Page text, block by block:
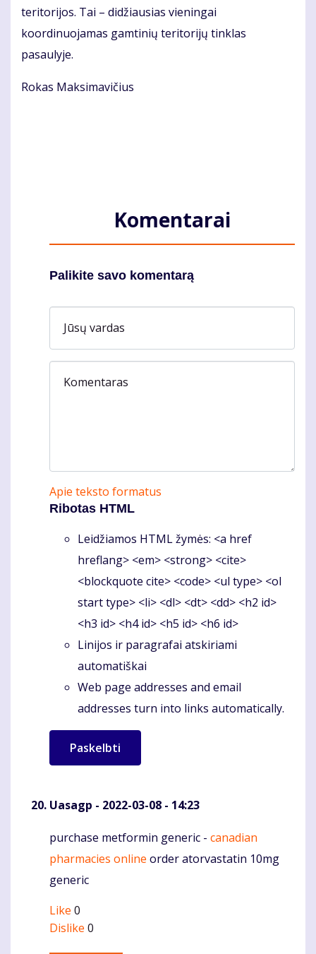
teritorijos. Tai – didžiausias vieningai
koordinuojamas gamtinių teritorijų tinklas
pasaulyje.
Rokas Maksimavičius
Komentarai
Palikite savo komentarą
Jūsų vardas
Komentaras
Apie teksto formatus
Ribotas HTML
Leidžiamos HTML žymės: <a href
hreflang> <em> <strong> <cite>
<blockquote cite> <code> <ul type> <ol
start type> <li> <dl> <dt> <dd> <h2 id>
<h3 id> <h4 id> <h5 id> <h6 id>
Linijos ir paragrafai atskiriami
automatiškai
Web page addresses and email
addresses turn into links automatically.
Uasagp - 2022-03-08 - 14:23
Komentaras
purchase metformin generic - canadian
pharmacies online order atorvastatin 10mg
generic
Like 0
Dislike 0